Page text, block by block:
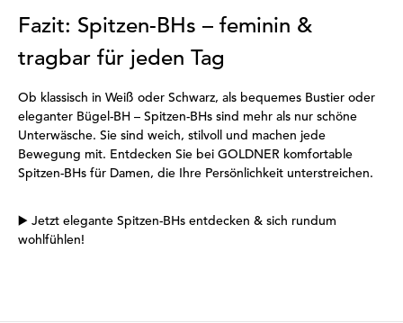
Fazit: Spitzen-BHs – feminin &
tragbar für jeden Tag
Ob klassisch in Weiß oder Schwarz, als bequemes Bustier oder
eleganter Bügel-BH – Spitzen-BHs sind mehr als nur schöne
Unterwäsche. Sie sind weich, stilvoll und machen jede
Bewegung mit. Entdecken Sie bei GOLDNER komfortable
Spitzen-BHs für Damen, die Ihre Persönlichkeit unterstreichen.
▶️ Jetzt elegante Spitzen-BHs entdecken & sich rundum
wohlfühlen!